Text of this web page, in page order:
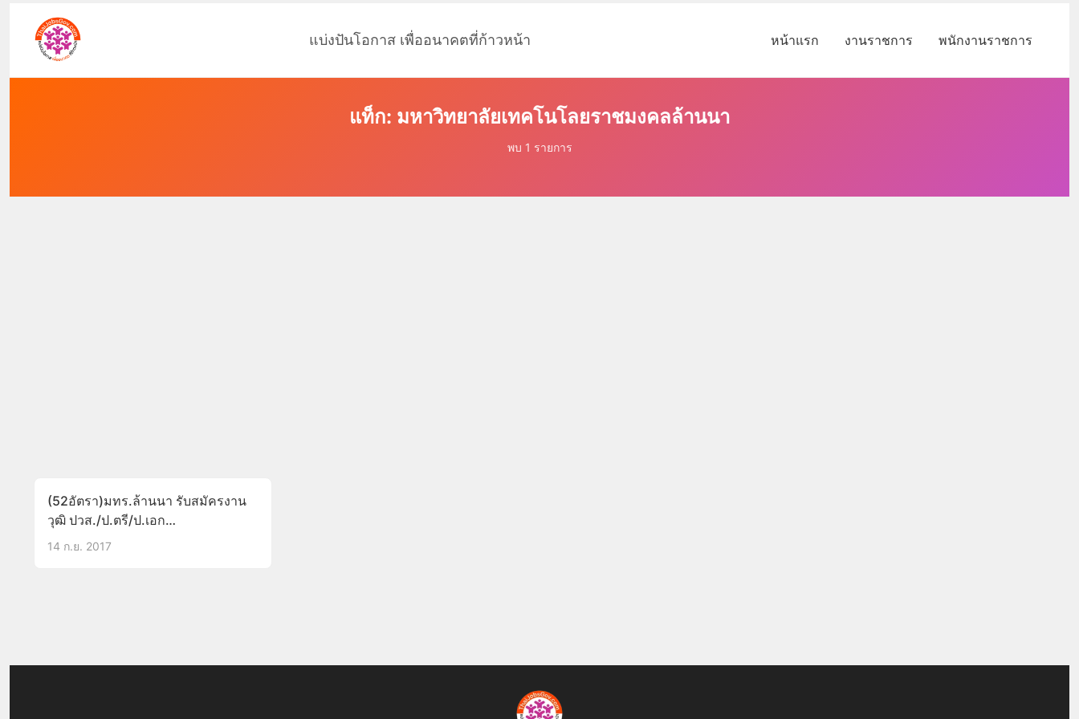
แบ่งปันโอกาส เพื่ออนาคตที่ก้าวหน้า หน้าแรก งานราชการ พนักงานราชการ
แท็ก: มหาวิทยาลัยเทคโนโลยราชมงคลล้านนา
พบ 1 รายการ
(52อัตรา)มทร.ล้านนา รับสมัครงาน
วุฒิ ปวส./ป.ตรี/ป.เอก
บัดนี้-25ก.ย.60ทางอินเทอร์เน็ต
14 ก.ย. 2017